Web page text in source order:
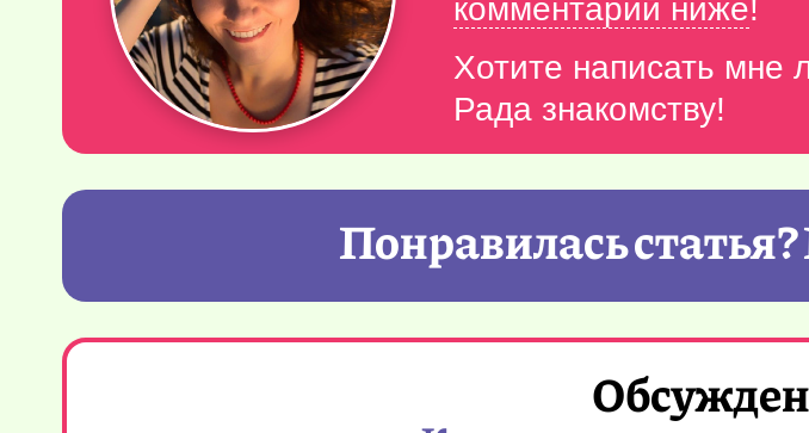
комментарий ниже!
Хотите написать мне
Рада знакомству!
Понравилась